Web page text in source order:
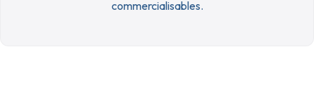
commercialisables.